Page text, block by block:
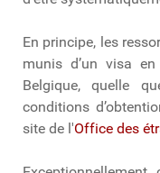
En principe, les
munis d’un visa
Belgique, quelle
conditions
site de l'Office des